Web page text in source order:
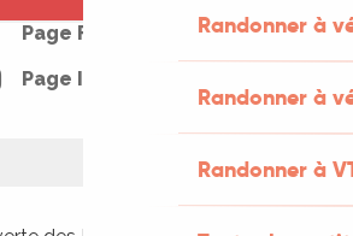
Randonner à
Randonner à
Randonner à
Page Facebook
Page Instagram